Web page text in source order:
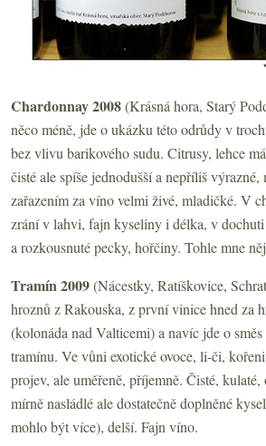
Chardonnay 2008(Krásná hora, Starý
něco méně, jde o ukázku této odrůdy v
bez vlivu barikového sudu. Citrusy, lehce
čisté ale spíše jednodušší a nepříliš
zařazením za víno velmi živé, mladičké. V
zrání v lahvi, fajn kyseliny i délka, v
a rozkousnuté pecky, hořčiny. Tohle mne
Tramín 2009(Nácestky, Ratíškovice,
hroznů z Rakouska, z první vinice hned za
(kolonáda nad Valticemi) a navíc jde o
tramínu. Ve vůni exotické ovoce, li-či,
projev, ale uměřeně, příjemně. Čisté, kulaté,
mírně nasládlé ale dostatečně doplněné
mohlo být více), delší. Fajn víno.